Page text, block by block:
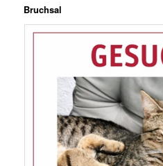
Bruchsal